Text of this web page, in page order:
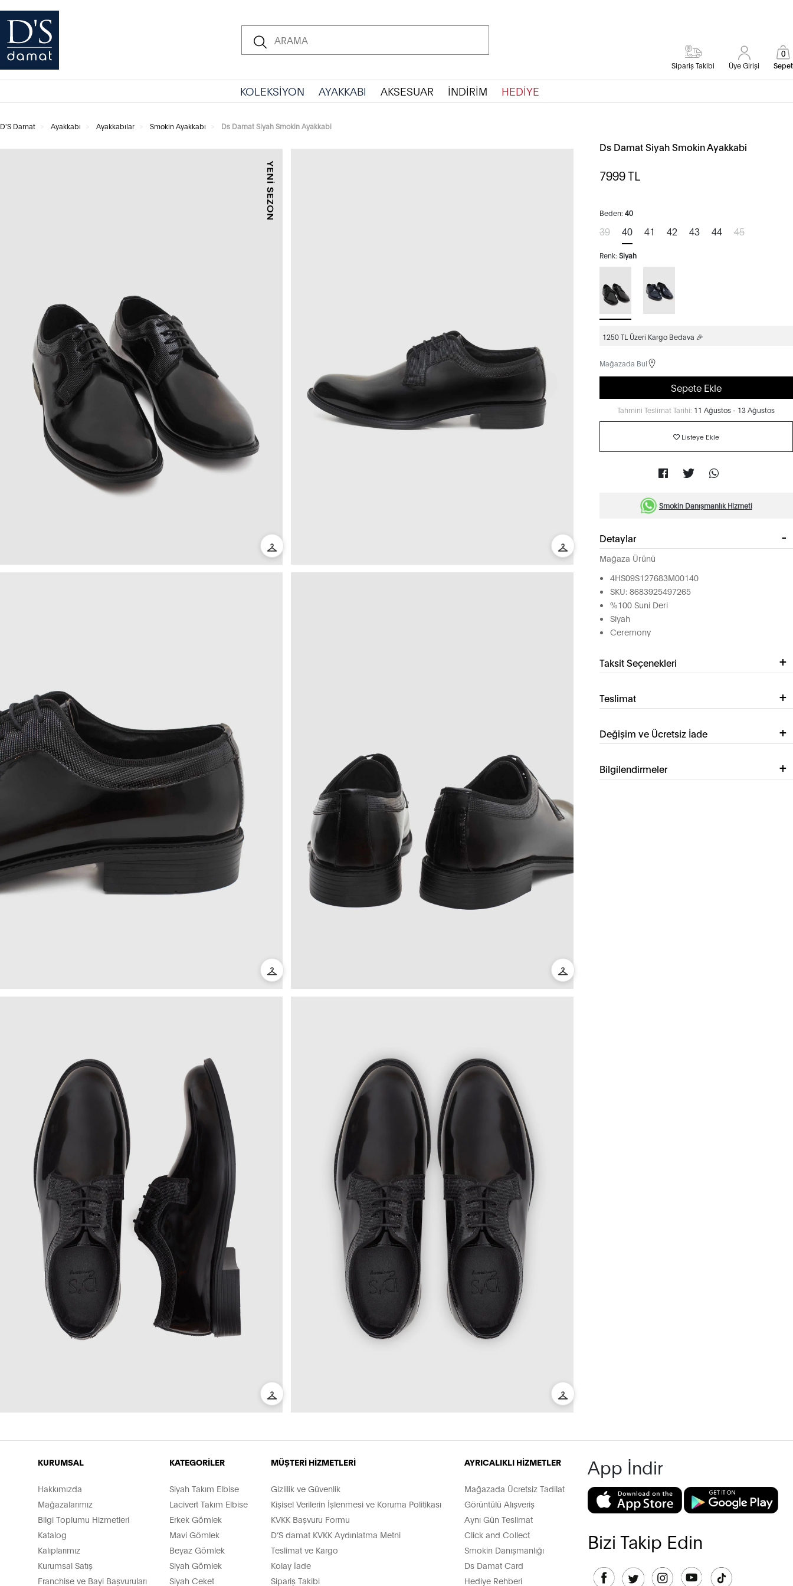
Sipariş Takibi Üye Girişi Sepet
0
KOLEKSİYON AYAKKABI AKSESUAR İNDİRİM HEDİYE
D'S Damat Ayakkabı Ayakkabılar Smokin Ayakkabı Ds Damat Siyah Smokin Ayakkabi
Ds Damat Siyah Smokin Ayakkabi
7999TL
Beden: 40
39 40 41 42 43 44 45
Renk: Siyah
1250 TL Üzeri Kargo Bedava 🎉
Mağazada Bul
Sepete Ekle
Tahmini Teslimat Tarihi: 11 Ağustos - 13 Ağustos
Listeye Ekle
Smokin Danışmanlık Hizmeti
Detaylar
Mağaza Ürünü
4HS09S127683M00140
SKU: 8683925497265
%100 Suni Deri
Siyah
Ceremony
Taksit Seçenekleri
Teslimat
Değişim ve Ücretsiz İade
Bilgilendirmeler
KURUMSAL
Hakkımızda
Mağazalarımız
Bilgi Toplumu Hizmetleri
Katalog
Kalıplarımız
Kurumsal Satış
Franchise ve Bayi Başvuruları
KATEGORİLER
Siyah Takım Elbise
Lacivert Takım Elbise
Erkek Gömlek
Mavi Gömlek
Beyaz Gömlek
Siyah Gömlek
Siyah Ceket
MÜŞTERİ HİZMETLERİ
Gizlilik ve Güvenlik
Kişisel Verilerin İşlenmesi ve Koruma Politikası
KVKK Başvuru Formu
D’S damat KVKK Aydınlatma Metni
Teslimat ve Kargo
Kolay İade
Sipariş Takibi
AYRICALIKLI HİZMETLER
Mağazada Ücretsiz Tadilat
Görüntülü Alışveriş
Aynı Gün Teslimat
Click and Collect
Smokin Danışmanlığı
Ds Damat Card
Hediye Rehberi
App İndir
Bizi Takip Edin